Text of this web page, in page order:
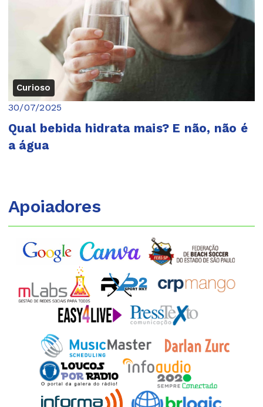
Curioso
30/07/2025
Qual bebida hidrata mais? E não, não é
a água
Apoiadores